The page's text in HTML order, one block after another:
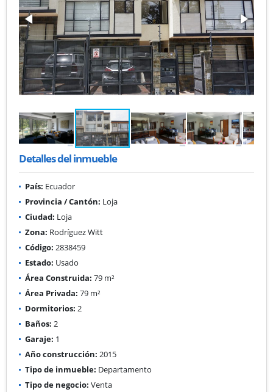
Detalles del inmueble
País: Ecuador
Provincia / Cantón: Loja
Ciudad: Loja
Zona: Rodríguez Witt
Código: 2838459
Estado: Usado
Área Construida: 79 m²
Área Privada: 79 m²
Dormitorios: 2
Baños: 2
Garaje: 1
Año construcción: 2015
Tipo de inmueble: Departamento
Tipo de negocio: Venta